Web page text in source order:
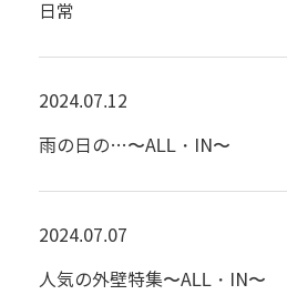
日常
2024.07.12
雨の日の…〜ALL・IN〜
2024.07.07
人気の外壁特集〜ALL・IN〜